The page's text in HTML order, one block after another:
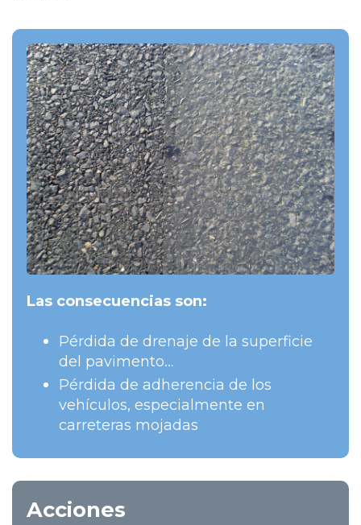
I
Ó
N
Las consecuencias son:
Pérdida de drenaje de la superficie
del pavimento…
Pérdida de adherencia de los
vehículos, especialmente en
carreteras mojadas
Acciones